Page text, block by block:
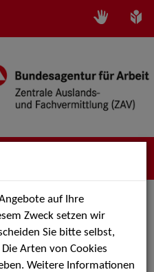
als PDF speichern
auf Ihre
Zweck setzen wir
Sie bitte selbst,
Arten von Cookies
Weitere Informationen